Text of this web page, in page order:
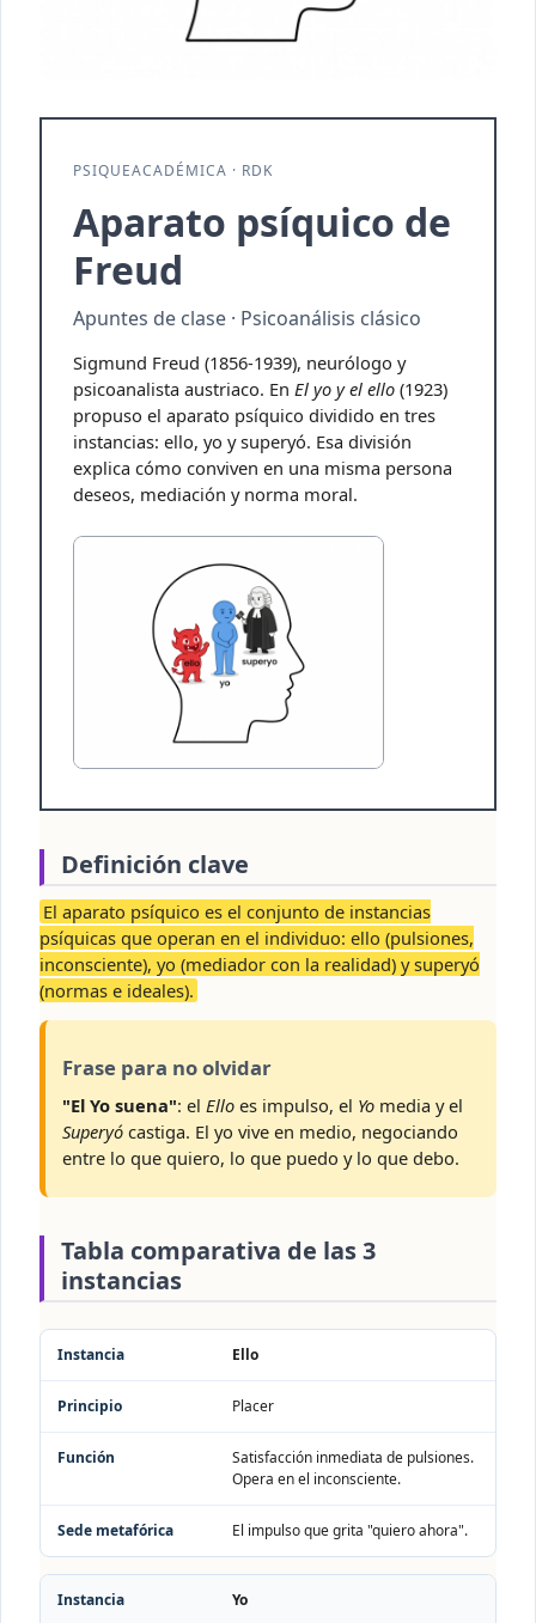
PSIQUEACADÉMICA · RDK
Aparato psíquico de
Freud
Apuntes de clase · Psicoanálisis clásico
Sigmund Freud (1856-1939), neurólogo y
psicoanalista austriaco. En El yo y el ello (1923)
propuso el aparato psíquico dividido en tres
instancias: ello, yo y superyó. Esa división
explica cómo conviven en una misma persona
deseos, mediación y norma moral.
Definición clave
El aparato psíquico es el conjunto de instancias
psíquicas que operan en el individuo: ello (pulsiones,
inconsciente), yo (mediador con la realidad) y superyó
(normas e ideales).
Frase para no olvidar
"El Yo suena": el Ello es impulso, el Yo media y el
Superyó castiga. El yo vive en medio, negociando
entre lo que quiero, lo que puedo y lo que debo.
Tabla comparativa de las 3
instancias
Instancia Función
Ello
Placer
Satisfacción inmediata de pulsiones.
Opera en el inconsciente.
El impulso que grita "quiero ahora".
Yo